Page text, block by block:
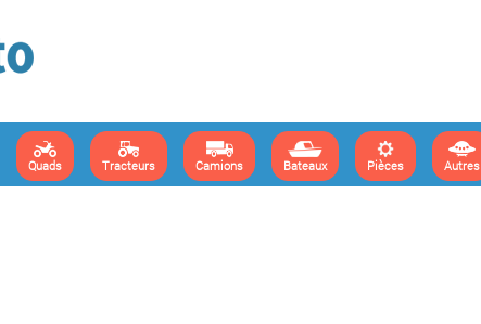
Quads Tracteurs Camions Bateaux Pièces Autres